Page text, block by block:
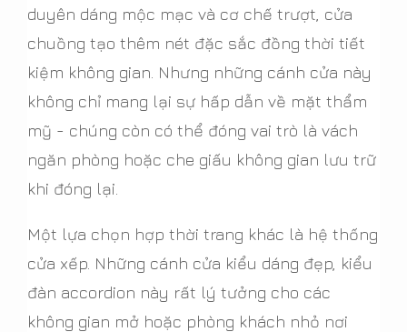
duyên dáng mộc mạc và cơ chế trượt, cửa
chuồng tạo thêm nét đặc sắc đồng thời tiết
kiệm không gian. Nhưng những cánh cửa này
không chỉ mang lại sự hấp dẫn về mặt thẩm
mỹ - chúng còn có thể đóng vai trò là vách
ngăn phòng hoặc che giấu không gian lưu trữ
khi đóng lại.
Một lựa chọn hợp thời trang khác là hệ thống
cửa xếp. Những cánh cửa kiểu dáng đẹp, kiểu
đàn accordion này rất lý tưởng cho các
không gian mở hoặc phòng khách nhỏ nơi